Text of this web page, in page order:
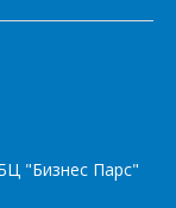
"Бизнес Парс"